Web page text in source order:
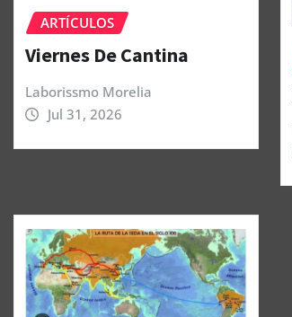
ARTÍCULOS
Viernes De Cantina
Laborissmo Morelia
Jul 31, 2026